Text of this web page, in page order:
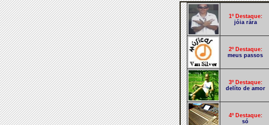
1º Destaque:
jóia rára
2º Destaque:
meus passos
3º Destaque:
delíto de amor
4º Destaque:
só